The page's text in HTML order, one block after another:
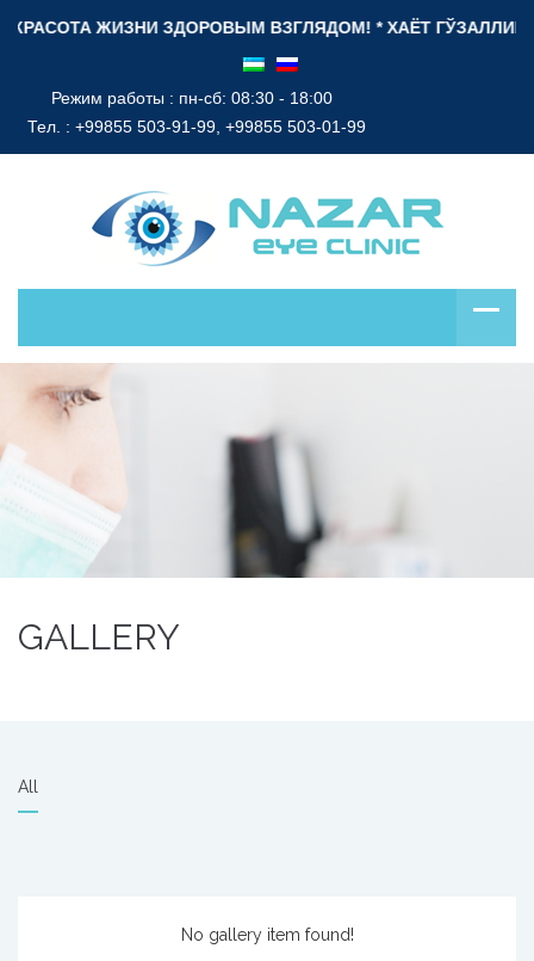
КРАСОТА ЖИЗНИ ЗДОРОВЫМ ВЗГЛЯДОМ! * ХАЁТ ГЎЗАЛЛИГИ
Режим работы : пн-сб: 08:30 - 18:00
Тел. : +99855 503-91-99, +99855 503-01-99
GALLERY
All
No gallery item found!